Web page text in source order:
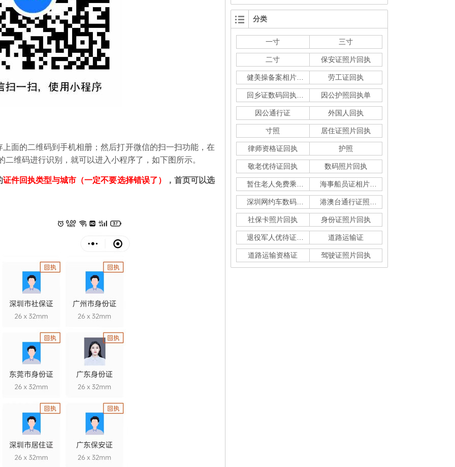
面的二维码到手机相册；然后打开微信的扫一扫功能，在
二维码进行识别，就可以进入小程序了，如下图所示。
证件回执类型与城市（一定不要选择错误了） ，首页可以选
分类
一寸 三寸
二寸 保安证照片回执
劳工证回执
因公护照回执单
因公通行证 外国人回执
寸照 居住证照片回执
律师资格证回执 护照
敬老优待证回执 数码照片回执
海事船员证相片采集
社保卡照片回执 身份证照片回执
道路运输证
道路运输资格证 驾驶证照片回执